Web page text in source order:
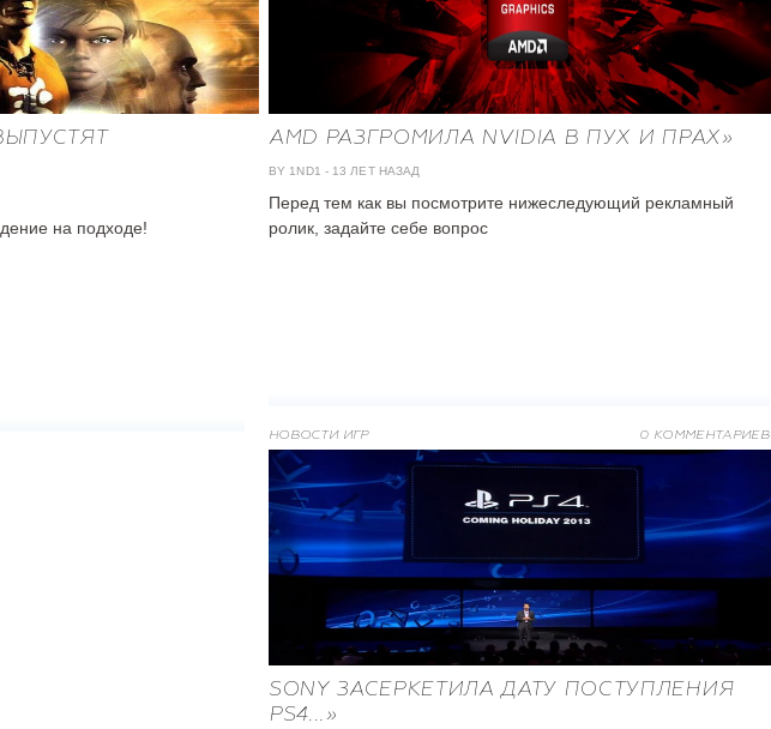
на подходе!
AMD РАЗГРОМИЛА NVIDIA В ПУХ И ПРАХ»
BY 1ND1 - 13 ЛЕТ НАЗАД
Перед тем как вы посмотрите нижеследующий рекламный
ролик, задайте себе вопроc
НОВОСТИ ИГР 0 КОММЕНТАРИЕВ
SONY ЗАСЕРКЕТИЛА ДАТУ ПОСТУПЛЕНИЯ
PS4...»